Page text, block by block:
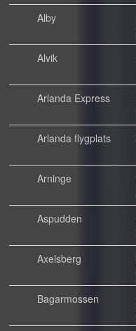
Alby
Alvik
Arlanda Express
Arlanda flygplats
Arninge
Aspudden
Axelsberg
Bagarmossen